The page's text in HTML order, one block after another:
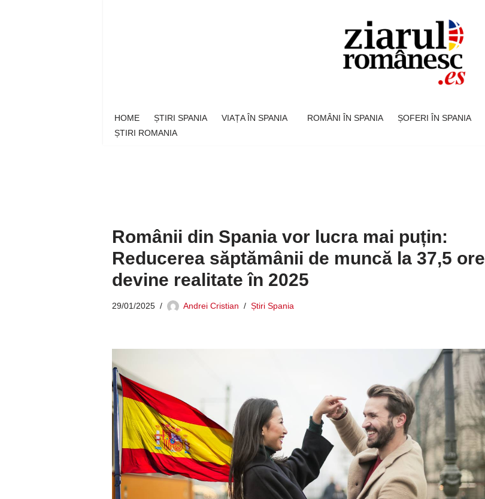
HOME ȘTIRI SPANIA VIAȚA ÎN SPANIA ROMÂNI ÎN SPANIA ȘOFERI ÎN SPANIA
ȘTIRI ROMANIA
Românii din Spania vor lucra mai puțin:
Reducerea săptămânii de muncă la 37,5 ore
devine realitate în 2025
29/01/2025 Andrei Cristian Știri Spania